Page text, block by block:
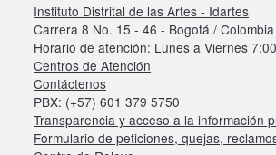
Instituto Distrital de las Artes - Idartes
Carrera 8 No. 15 - 46 - Bogotá / Colombia
Horario de atención: Lunes a Viernes
Centros de Atención
Contáctenos
PBX: (+57) 601 379 5750
Transparencia y acceso a la información
Formulario de peticiones, quejas,